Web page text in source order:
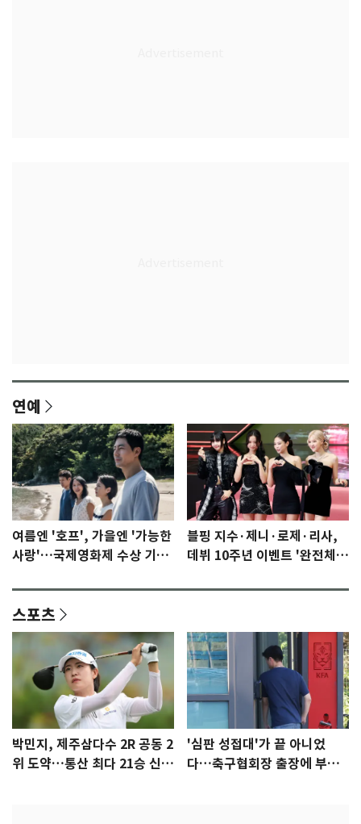
연예
여름엔 '호프', 가을엔 '가능한
사랑'…국제영화제 수상 기대
블핑 지수·제니·로제·리사,
데뷔 10주년 이벤트 '완전체'
스포츠
박민지, 제주삼다수 2R 공동 2
위 도약…통산 최다 21승 신기
'심판 성접대'가 끝 아니었
다…축구협회장 출장에 부인